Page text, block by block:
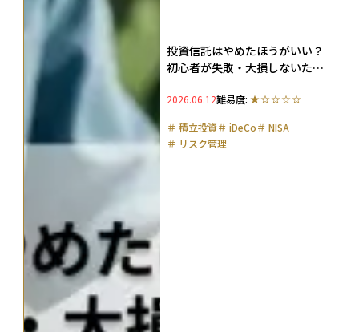
投資信託はやめたほうがいい？
初心者が失敗・大損しないため
2026.06.12難易度:
＃ 積立投資＃ iDeCo＃ NISA
＃ リスク管理